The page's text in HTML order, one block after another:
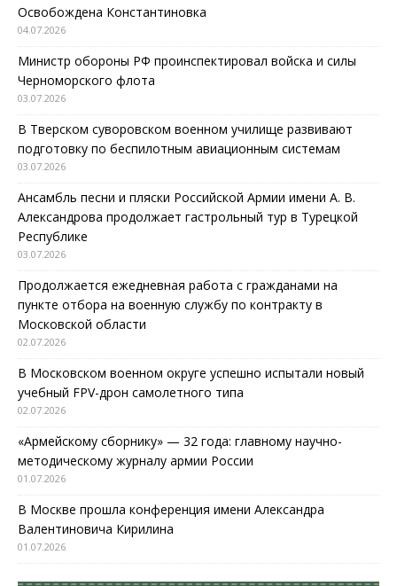
Освобождена Константиновка
04.07.2026
Министр обороны РФ проинспектировал войска и силы
Черноморского флота
03.07.2026
В Тверском суворовском военном училище развивают
подготовку по беспилотным авиационным системам
03.07.2026
Ансамбль песни и пляски Российской Армии имени А. В.
Александрова продолжает гастрольный тур в Турецкой
Республике
03.07.2026
Продолжается ежедневная работа с гражданами на
пункте отбора на военную службу по контракту в
Московской области
02.07.2026
В Московском военном округе успешно испытали новый
учебный FPV-дрон самолетного типа
02.07.2026
«Армейскому сборнику» — 32 года: главному научно-
методическому журналу армии России
01.07.2026
В Москве прошла конференция имени Александра
Валентиновича Кирилина
01.07.2026